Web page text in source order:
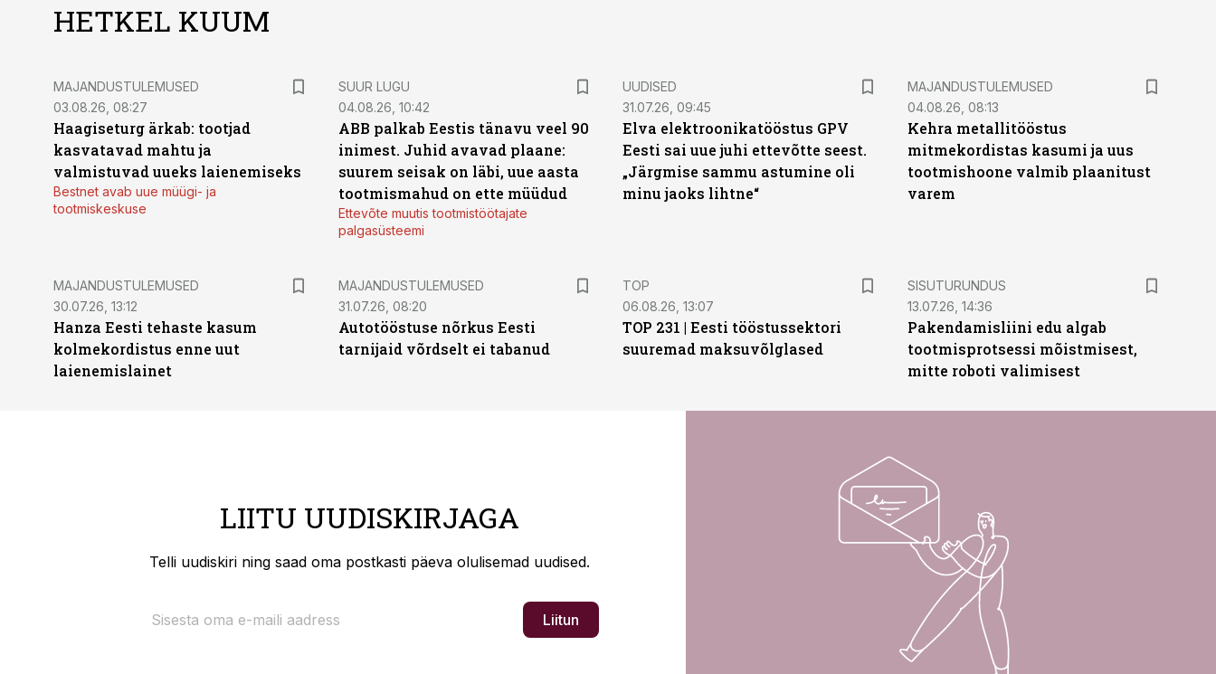
HETKEL KUUM
MAJANDUSTULEMUSED
03.08.26, 08:27
Haagiseturg ärkab: tootjad
kasvatavad mahtu ja
valmistuvad uueks laienemiseks
Bestnet avab uue müügi- ja
tootmiskeskuse
SUUR LUGU
04.08.26, 10:42
ABB palkab Eestis tänavu veel 90
inimest. Juhid avavad plaane:
suurem seisak on läbi, uue aasta
tootmismahud on ette müüdud
Ettevõte muutis tootmistöötajate
palgasüsteemi
UUDISED
31.07.26, 09:45
Elva elektroonikatööstus GPV
Eesti sai uue juhi ettevõtte seest.
„Järgmise sammu astumine oli
minu jaoks lihtne“
MAJANDUSTULEMUSED
04.08.26, 08:13
Kehra metallitööstus
mitmekordistas kasumi ja uus
tootmishoone valmib plaanitust
varem
MAJANDUSTULEMUSED
30.07.26, 13:12
Hanza Eesti tehaste kasum
kolmekordistus enne uut
laienemislainet
MAJANDUSTULEMUSED
31.07.26, 08:20
Autotööstuse nõrkus Eesti
tarnijaid võrdselt ei tabanud
TOP
06.08.26, 13:07
TOP 231 | Eesti tööstussektori
suuremad maksuvõlglased
ST
SISUTURUNDUS
13.07.26, 14:36
Pakendamisliini edu algab
tootmisprotsessi mõistmisest,
mitte roboti valimisest
LIITU UUDISKIRJAGA
Telli uudiskiri ning saad oma postkasti päeva olulisemad uudised.
Liitun